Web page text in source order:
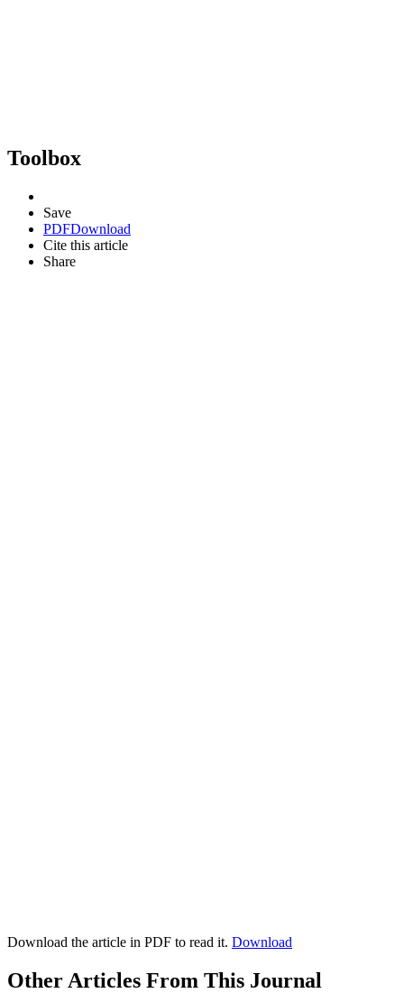
Toolbox
Save
PDFDownload
Cite this article
Share
Download the article in PDF to read it. Download
Other Articles From This Journal